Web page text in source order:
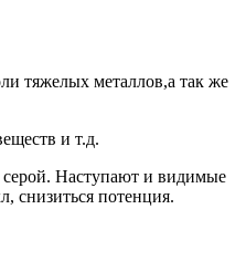
тяжелых металлов,а так же
и т.д.
серой. Наступают и видимые
снизиться потенция.